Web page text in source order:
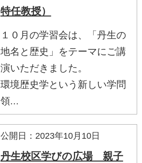
特任教授）
１０月の学習会は、「丹生の
地名と歴史」をテーマにご講
演いただきました。
環境歴史学という新しい学問
領...
公開日：2023年10月10日
丹生校区学びの広場 親子